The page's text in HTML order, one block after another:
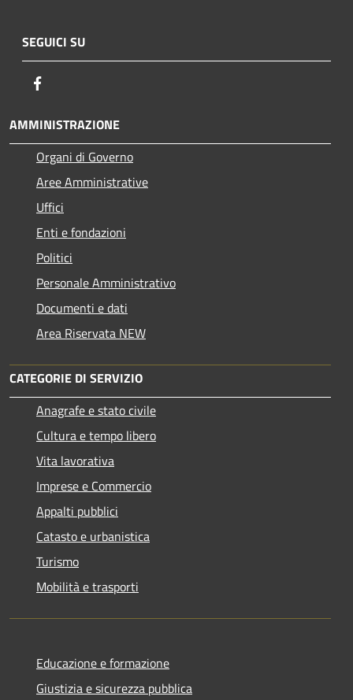
SEGUICI SU
AMMINISTRAZIONE
Organi di Governo
Aree Amministrative
Uffici
Enti e fondazioni
Politici
Personale Amministrativo
Documenti e dati
Area Riservata NEW
CATEGORIE DI SERVIZIO
Anagrafe e stato civile
Cultura e tempo libero
Vita lavorativa
Imprese e Commercio
Appalti pubblici
Catasto e urbanistica
Turismo
Mobilità e trasporti
Educazione e formazione
Giustizia e sicurezza pubblica